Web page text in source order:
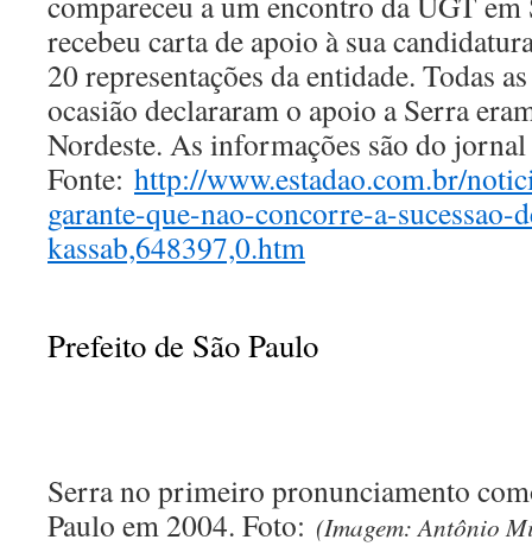
recebeu carta de apoio à sua
20 representações da entidade. Todas
ocasião declararam o apoio a Serra
Nordeste. As informações são do
Fonte: http://www.estadao.com.br/
garante-que-nao-concorre-a-sucessao-
kassab,648397,0.htm
Prefeito de São Paulo
Serra no primeiro pronunciamento
Paulo em 2004. Foto: (Imagem: Antônio